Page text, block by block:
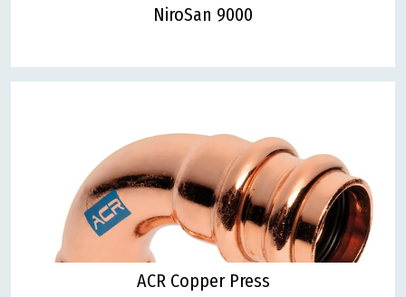
NiroSan 9000
ACR Copper Press